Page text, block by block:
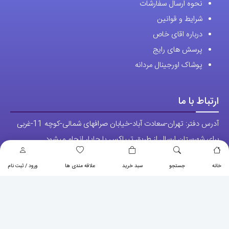
خانه جستجو سبد خرید علاقه مندی ها ورود / ثبت نام
نحوه ارسال سفارشات
شرایط و قوانین
درباره اقای خاص
پرسش های رایج
پوشاک اورجینال مردانه
ارتباط با ما
آدرس دفتر: تهران-سعادت آباد-خیابان صرافهای شمالی-کوچه 11-غربی
برای شهرستان ارسال از طریق تیپاکس یا چاپار انجام میشود .
تهران ارسال با پیک اسنپ انجام میشود .
راه های ارتباطی